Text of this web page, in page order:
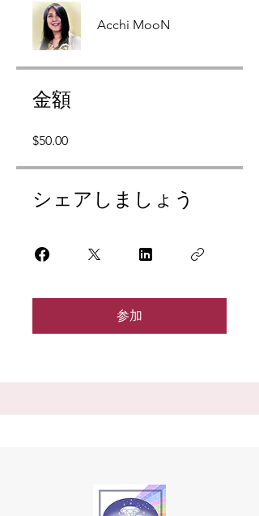
Acchi MooN
金額
$50.00
シェアしましょう
参加